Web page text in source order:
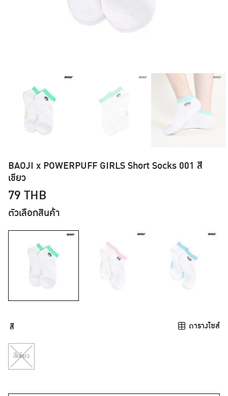
BAOJI x POWERPUFF GIRLS Short Socks 001 สี
เขียว
79 THB
ตัวเลือกสินค้า
สี
สีเขียว
ตารางไซส์